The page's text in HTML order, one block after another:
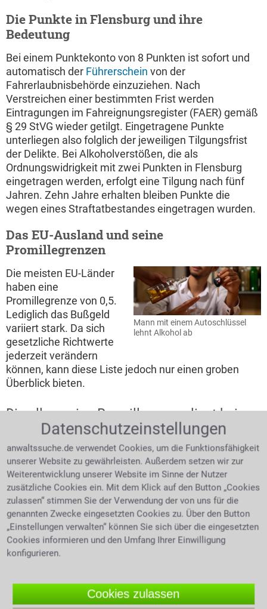
Die Punkte in Flensburg und ihre
Bedeutung
Bei einem Punktekonto von 8 Punkten ist sofort und
automatisch der Führerschein von der
Fahrerlaubnisbehörde einzuziehen. Nach
Verstreichen einer bestimmten Frist werden
Eintragungen im Fahreignungsregister (FAER) gemäß
§ 29 StVG wieder getilgt. Eingetragene Punkte
unterliegen also folglich der jeweiligen Tilgungsfrist
der Delikte. Bei Alkoholverstößen, die als
Ordnungswidrigkeit mit zwei Punkten in Flensburg
eingetragen werden, erfolgt eine Tilgung nach fünf
Jahren. Zehn Jahre erhalten bleiben Punkte die
wegen eines Straftatbestandes eingetragen wurden.
Das EU-Ausland und seine
Promillegrenzen
Mann mit einem Autoschlüssel
lehnt Alkohol ab
Die meisten EU-Länder
haben eine
Promillegrenze von 0,5.
Lediglich das Bußgeld
variiert stark. Da sich
gesetzliche Richtwerte
jederzeit verändern
können, kann diese Liste jedoch nur einen groben
Überblick bieten.
Die allgemeine Promillegrenze liegt bei
unseren europäischen Nachbarn in
Belgien bei 0,5 ‰ (180 € Bußgeld)
Dänemark bei 0,5 ‰ (ein Monatsverdienst)
Finnland 0,5 ‰ (ab 15 Tagessätzen)
Frankreich 0,5 ‰ (ab 135 € Bußgeld)
Griechenland 0,5 ‰ (ab 80 € Bußgeld)
Großbritannien 0,5 ‰ (ab 80 € Bußgeld)
Kroatien 0,5 ‰ (ab 95 € Bußgeld)
Niederlande 0,5 ‰ (ab 325 € Bußgeld)
Datenschutzeinstellungen
anwaltssuche.de verwendet Cookies, um die Funktionsfähigkeit
unserer Website zu gewährleisten. Außerdem setzen wir zur
Weiterentwicklung unserer Website im Sinne der Nutzer
zusätzliche Cookies ein. Mit dem Klick auf den Button „Cookies
zulassen“ stimmen Sie der Verwendung der von uns für die
genannten Zwecke eingesetzten Cookies zu. Über den Button
„Einstellungen verwalten“ können Sie sich über die eingesetzten
Cookies informieren und den Umfang Ihrer Einwilligung
konfigurieren.
Cookies zulassen